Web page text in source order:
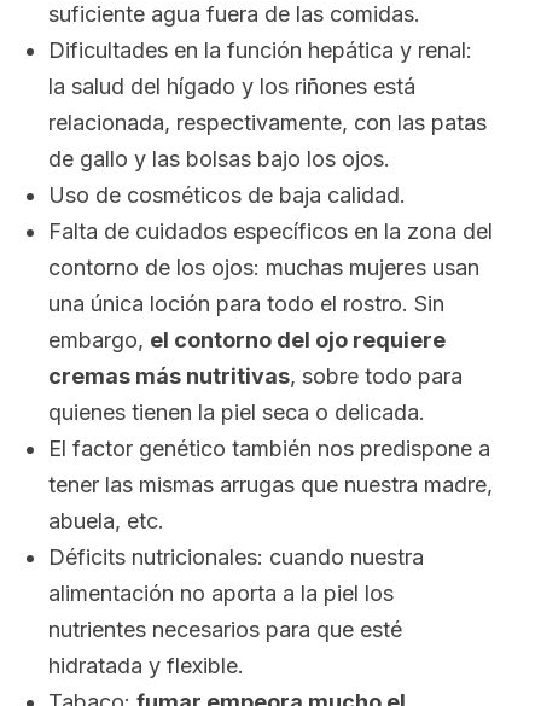
suficiente agua fuera de las comidas.
Dificultades en la función hepática y renal:
la salud del hígado y los riñones está
relacionada, respectivamente, con las patas
de gallo y las bolsas bajo los ojos.
Uso de cosméticos de baja calidad.
Falta de cuidados específicos en la zona del
contorno de los ojos: muchas mujeres usan
una única loción para todo el rostro. Sin
embargo, el contorno del ojo requiere
cremas más nutritivas, sobre todo para
quienes tienen la piel seca o delicada.
El factor genético también nos predispone a
tener las mismas arrugas que nuestra madre,
abuela, etc.
Déficits nutricionales: cuando nuestra
alimentación no aporta a la piel los
nutrientes necesarios para que esté
hidratada y flexible.